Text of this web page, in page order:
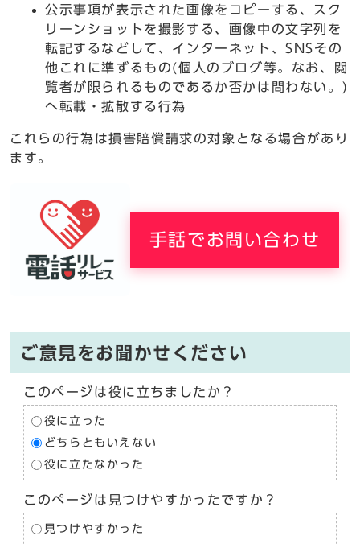
公示事項が表示された画像をコピーする、スク
リーンショットを撮影する、画像中の文字列を
転記するなどして、インターネット、SNSその
他これに準ずるもの(個人のブログ等。なお、閲
覧者が限られるものであるか否かは問わない。)
へ転載・拡散する行為
これらの行為は損害賠償請求の対象となる場合があり
ます。
手話でお問い合わせ
ご意見をお聞かせください
このページは役に立ちましたか？
役に立った
どちらともいえない
役に立たなかった
このページは見つけやすかったですか？
見つけやすかった